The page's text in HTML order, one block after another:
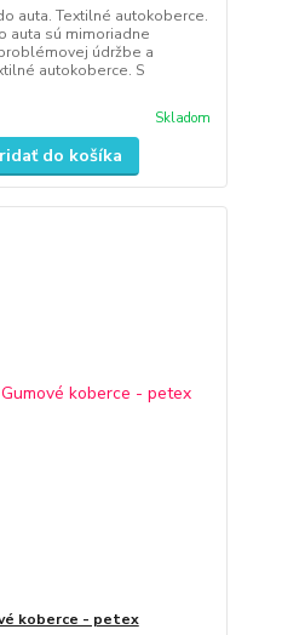
auta. Textilné autokoberce.
auta sú mimoriadne
údržbe a
autokoberce. S
Skladom
do košíka
koberce - petex